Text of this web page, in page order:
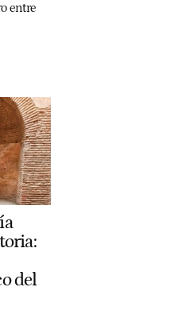
entre
del